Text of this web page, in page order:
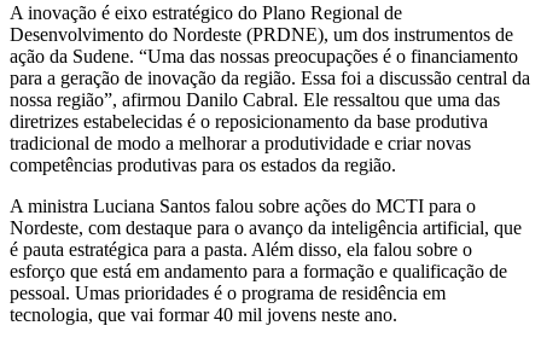
A inovação é eixo estratégico do Plano Regional de
Desenvolvimento do Nordeste (PRDNE), um dos instrumentos de
ação da Sudene. “Uma das nossas preocupações é o financiamento
para a geração de inovação da região. Essa foi a discussão central da
nossa região”, afirmou Danilo Cabral. Ele ressaltou que uma das
diretrizes estabelecidas é o reposicionamento da base produtiva
tradicional de modo a melhorar a produtividade e criar novas
competências produtivas para os estados da região.
A ministra Luciana Santos falou sobre ações do MCTI para o
Nordeste, com destaque para o avanço da inteligência artificial, que
é pauta estratégica para a pasta. Além disso, ela falou sobre o
esforço que está em andamento para a formação e qualificação de
pessoal. Umas prioridades é o programa de residência em
tecnologia, que vai formar 40 mil jovens neste ano.